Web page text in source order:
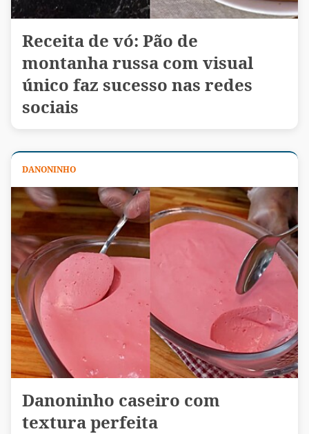
Receita de vó: Pão de
montanha russa com visual
único faz sucesso nas redes
sociais
DANONINHO
Danoninho caseiro com
textura perfeita